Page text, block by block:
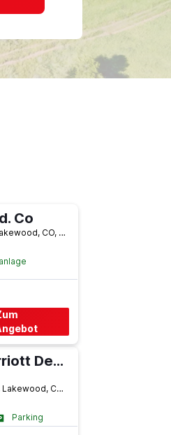
Co
480 Wadsworth Boulevard, Lakewood, CO, USA
Courtyard by Marriott Denver Southwest/Lakewood
7180 West Hampden Avenue, Lakewood, CO, USA
Parking